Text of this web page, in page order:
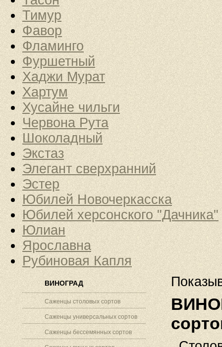
Тимур
Фавор
Фламинго
Фуршетный
Хаджи Мурат
Хартум
Хусайне чильги
Червона Рута
Шоколадный
Экстаз
Элегант сверхранний
Эстер
Юбилей Новочеркасска
Юбилей херсонского "Дачника"
Юлиан
Ярославна
Рубиновая Капля
ВИНОГРАД
Саженцы столовых сортов
Саженцы универсальных сортов
Саженцы бессемянных сортов